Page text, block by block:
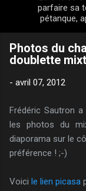
parfaire sa
pétanque,
Photos du
doublette
- avril 07, 2012
Frédéric Sautron
les photos du
diaporama sur le
préférence ! ;-)
Voici le lien picasa